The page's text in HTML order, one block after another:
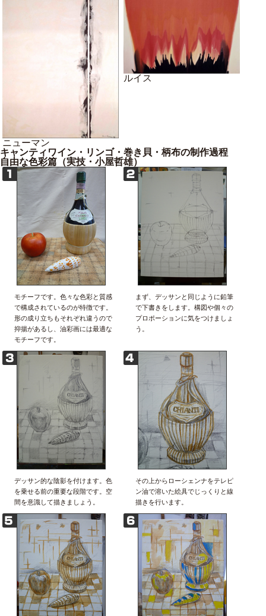
ニューマン
ルイス
キャンティワイン・リンゴ・巻き貝・柄布の制作過程
自由な色彩篇（実技・小屋哲雄）
モチーフです。色々な色彩と質感
で構成されているのが特徴です。
形の成り立ちもそれぞれ違うので
抑揚があるし、油彩画には最適な
モチーフです。
まず、デッサンと同じように鉛筆
で下書きをします。構図や個々の
プロポーションに気をつけましょ
う。
デッサン的な陰影を付けます。色
を乗せる前の重要な段階です。空
間を意識して描きましょう。
その上からローシェンナをテレピ
ン油で溶いた絵具でじっくりと線
描きを行います。